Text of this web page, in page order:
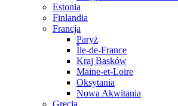
Estonia
Finlandia
Francja
Paryż
Île-de-France
Kraj Basków
Maine-et-Loire
Oksytania
Nowa Akwitania
Grecja